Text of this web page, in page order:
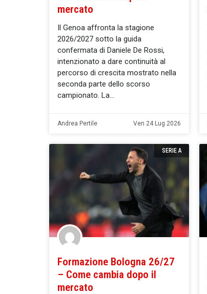
mercato
Il Genoa affronta la stagione
2026/2027 sotto la guida
confermata di Daniele De Rossi,
intenzionato a dare continuità al
percorso di crescita mostrato nella
seconda parte dello scorso
campionato. La
Andrea Pertile Ven 24 Lug 2026
SERIE A
Formazione Bologna 26/27
– Come cambia dopo il
mercato